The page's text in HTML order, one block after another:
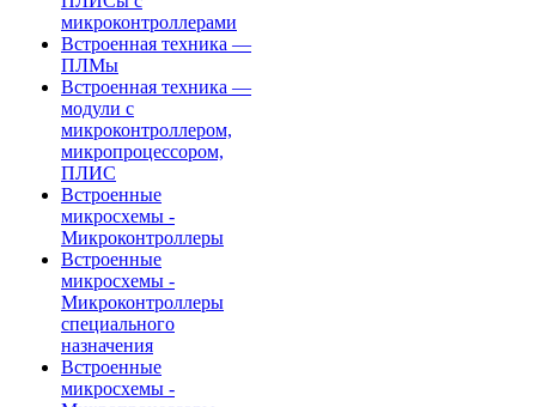
микроконтроллерами
Встроенная техника —
ПЛМы
Встроенная техника —
модули с
микроконтроллером,
микропроцессором,
ПЛИС
Встроенные
микросхемы -
Микроконтроллеры
Встроенные
микросхемы -
Микроконтроллеры
специального
назначения
Встроенные
микросхемы -